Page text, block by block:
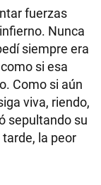
fuerzas
Nunca
siempre era
si esa
Como si aún
viva, riendo,
sepultando su
la peor